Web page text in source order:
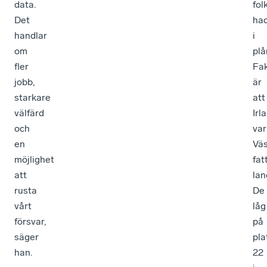
data.
Det
handlar
om
fler
jobb,
starkare
välfärd
och
en
möjlighet
att
rusta
vårt
försvar,
säger
han.
i
är
att
var
De
låg
på
22